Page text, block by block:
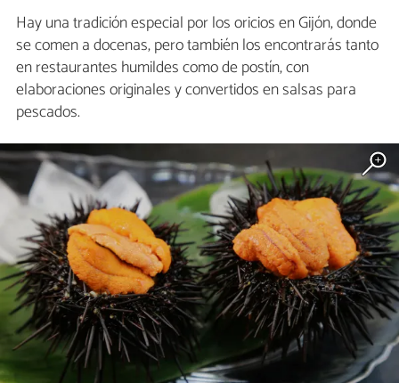
Hay una tradición especial por los oricios en Gijón, donde
se comen a docenas, pero también los encontrarás tanto
en restaurantes humildes como de postín, con
elaboraciones originales y convertidos en salsas para
pescados.